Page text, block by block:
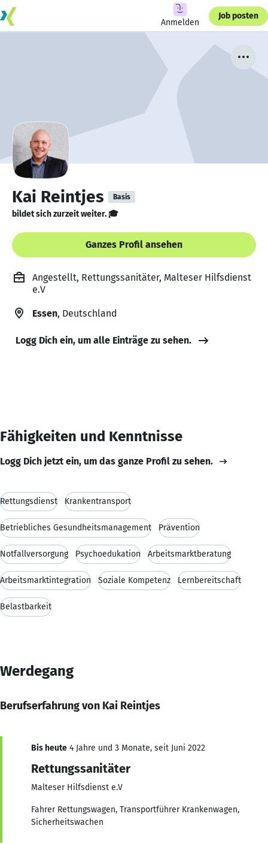
Anmelden
Job posten
Kai Reintjes Basis
bildet sich zurzeit weiter. 🎓
Ganzes Profil ansehen
Angestellt, Rettungssanitäter, Malteser Hilfsdienst
e.V
Essen, Deutschland
Logg Dich ein, um alle Einträge zu sehen.
Fähigkeiten und Kenntnisse
Logg Dich jetzt ein, um das ganze Profil zu sehen.
Rettungsdienst Krankentransport
Betriebliches Gesundheitsmanagement Prävention
Notfallversorgung Psychoedukation Arbeitsmarktberatung
Arbeitsmarktintegration Soziale Kompetenz Lernbereitschaft
Belastbarkeit
Werdegang
Berufserfahrung von Kai Reintjes
Bis heute 4 Jahre und 3 Monate, seit Juni 2022
Rettungssanitäter
Malteser Hilfsdienst e.V
Fahrer Rettungswagen, Transportführer Krankenwagen,
Sicherheitswachen